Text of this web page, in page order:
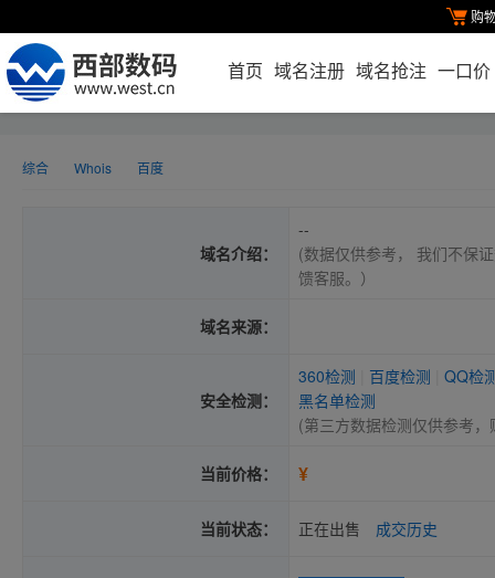
购
首页 域名注册 域名抢注 一口价
综合 Whois 百度
域名介绍：
--
(数据仅供参考， 我们不保
馈客服。）
域名来源：
安全检测：
360检测 百度检测
QQ检
黑名单检测
(第三方数据检测仅供参考
当前价格： ¥
当前状态： 正在出售 成交历史